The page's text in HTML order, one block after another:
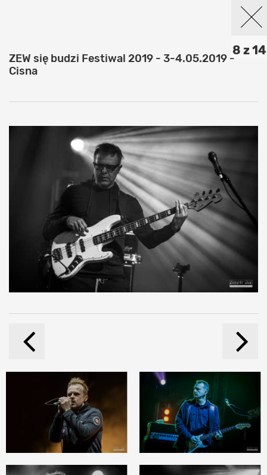
8 z 14
ZEW się budzi Festiwal 2019 - 3-4.05.2019 -
Cisna